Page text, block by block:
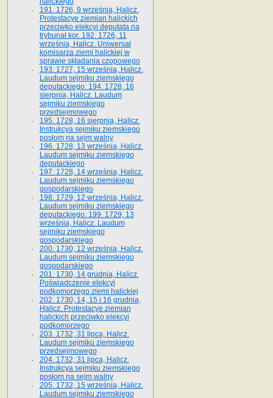
191. 1726, 9 września, Halicz.
Protestacye ziemian halickich
przeciwko elekcyi deputata na
trybunał kor. 192. 1726, 11
września, Halicz. Uniwersał
komisarza ziemi halickiej w
sprawie składania czopowego
193. 1727, 15 września, Halicz.
Laudum sejmiku ziemskiego
deputackiego. 194. 1728, 16
sierpnia, Halicz. Laudum
sejmiku ziemskiego
przedsejmowego
195. 1728, 16 sierpnia, Halicz.
Instrukcya sejmiku ziemskiego
posłom na sejm walny
196. 1728, 13 września, Halicz.
Laudum sejmiku ziemskiego
deputackiego
197. 1728, 14 września, Halicz.
Laudum sejmiku ziemskiego
gospodarskiego
198. 1729, 12 września, Halicz.
Laudum sejmiku ziemskiego
deputackiego. 199. 1729, 13
września, Halicz. Laudum
sejmiku ziemskiego
gospodarskiego
200. 1730, 12 września, Halicz.
Laudum sejmiku ziemskiego
gospodarskiego
201. 1730, 14 grudnia, Halicz.
Poświadczenie elekcyi
podkomorzego ziemi halickiej
202. 1730, 14, 15 i 16 grudnia,
Halicz. Protestacye ziemian
halickich przeciwko elekcyi
podkomorzego
203. 1732, 31 lipca, Halicz.
Laudum sejmiku ziemskiego
przedsejmowego
204. 1732, 31 lipca, Halicz.
Instrukcya sejmiku ziemskiego
posłom na sejm walny
205. 1732, 15 września, Halicz.
Laudum sejmiku ziemskiego